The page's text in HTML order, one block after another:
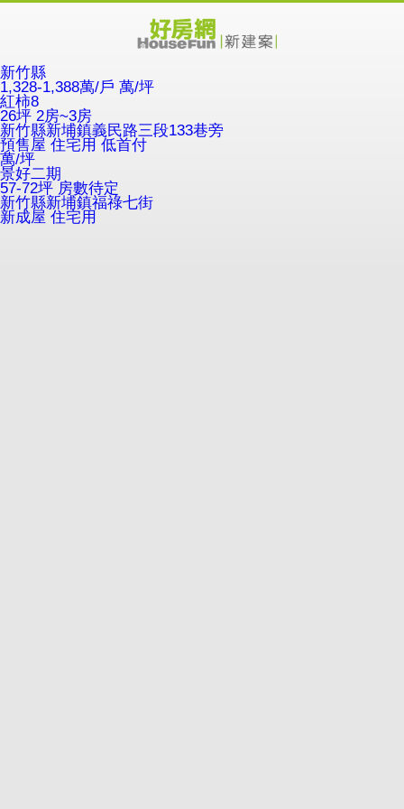
新竹縣
1,328-1,388萬/戶 萬/坪
紅柿8
26坪 2房~3房
新竹縣新埔鎮義民路三段133巷旁
預售屋 住宅用 低首付
萬/坪
景好二期
57-72坪 房數待定
新竹縣新埔鎮福祿七街
新成屋 住宅用